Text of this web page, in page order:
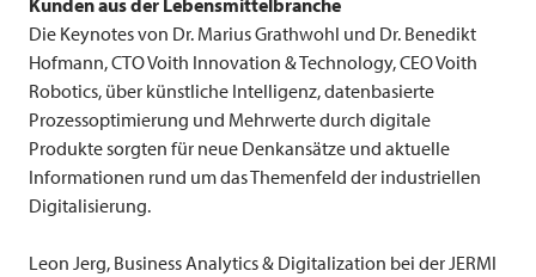
Die Keynotes von Dr. Marius Grathwohl und Dr. Benedikt
Hofmann, CTO Voith Innovation & Technology, CEO Voith
Robotics, über künstliche Intelligenz, datenbasierte
Prozessoptimierung und Mehrwerte durch digitale
Produkte sorgten für neue Denkansätze und aktuelle
Informationen rund um das Themenfeld der industriellen
Digitalisierung.
Leon Jerg, Business Analytics & Digitalization bei der JERMI